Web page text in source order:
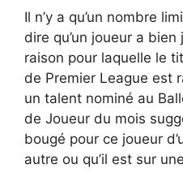
Il n’y a qu’un nombre
dire qu’un joueur a bien
raison pour laquelle le
de Premier League est
un talent nominé au
de Joueur du mois
bougé pour ce joueur
autre ou qu’il est sur